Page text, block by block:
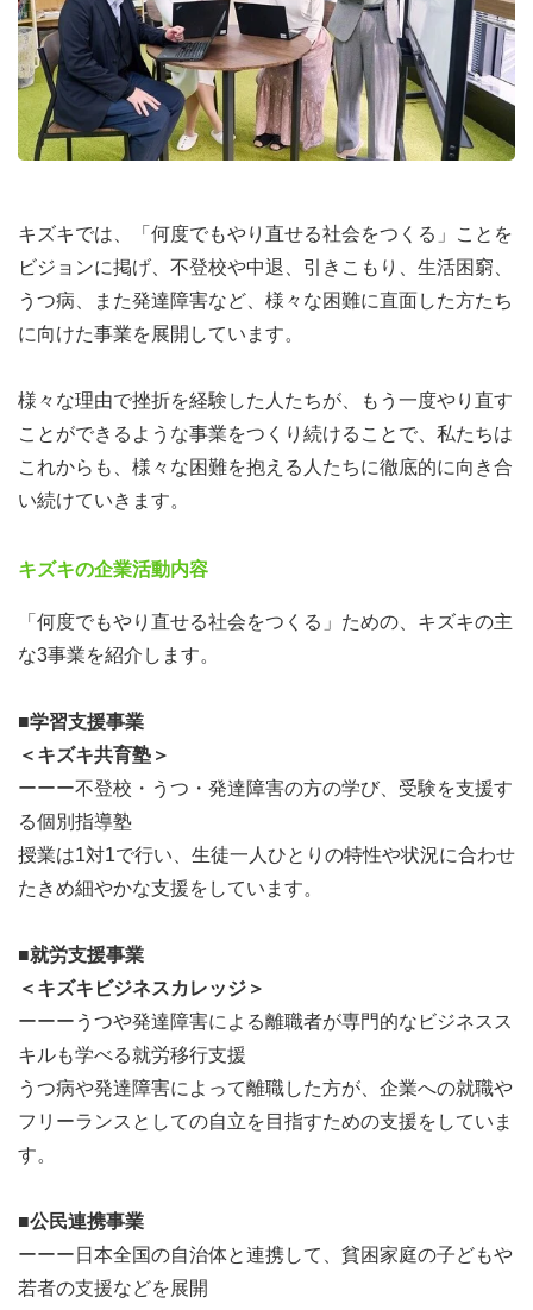
キズキでは、「何度でもやり直せる社会をつくる」ことを
ビジョンに掲げ、不登校や中退、引きこもり、生活困窮、
うつ病、また発達障害など、様々な困難に直面した方たち
に向けた事業を展開しています。
様々な理由で挫折を経験した人たちが、もう一度やり直す
ことができるような事業をつくり続けることで、私たちは
これからも、様々な困難を抱える人たちに徹底的に向き合
い続けていきます。
キズキの企業活動内容
「何度でもやり直せる社会をつくる」ための、キズキの主
な3事業を紹介します。
■学習支援事業
＜キズキ共育塾＞
ーーー不登校・うつ・発達障害の方の学び、受験を支援す
る個別指導塾
授業は1対1で行い、生徒一人ひとりの特性や状況に合わせ
たきめ細やかな支援をしています。
■就労支援事業
＜キズキビジネスカレッジ＞
ーーーうつや発達障害による離職者が専門的なビジネスス
キルも学べる就労移行支援
うつ病や発達障害によって離職した方が、企業への就職や
フリーランスとしての自立を目指すための支援をしていま
す。
■公民連携事業
ーーー日本全国の自治体と連携して、貧困家庭の子どもや
若者の支援などを展開